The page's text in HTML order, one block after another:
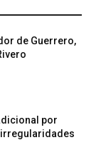
de Guerrero,
por